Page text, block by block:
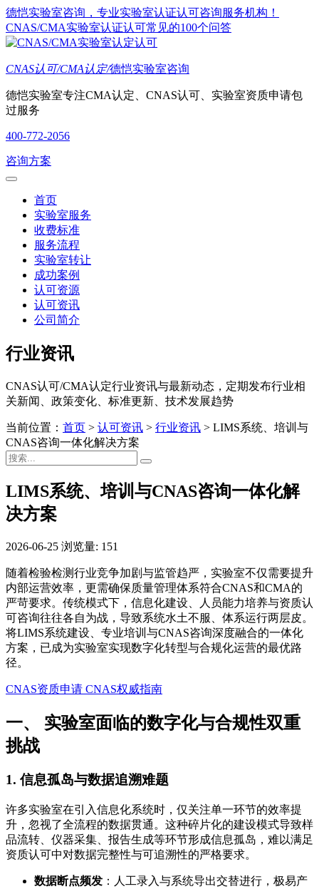
德恺实验室咨询，专业实验室认证认可咨询服务机构！
CNAS/CMA实验室认证认可常见的100个问答
CNAS认可/CMA认定/德恺实验室咨询
德恺实验室专注CMA认定、CNAS认可、实验室资质申请包
过服务
400-772-2056
咨询方案
首页
实验室服务
收费标准
服务流程
实验室转让
成功案例
认可资源
认可资讯
公司简介
行业资讯
CNAS认可/CMA认定行业资讯与最新动态，定期发布行业相
关新闻、政策变化、标准更新、技术发展趋势
当前位置： 首页 > 认可资讯 > 行业资讯 > LIMS系统、培训与
CNAS咨询一体化解决方案
LIMS系统、培训与CNAS咨询一体化解
决方案
2026-06-25 浏览量: 151
随着检验检测行业竞争加剧与监管趋严，实验室不仅需要提升
内部运营效率，更需确保质量管理体系符合CNAS和CMA的
严苛要求。传统模式下，信息化建设、人员能力培养与资质认
可咨询往往各自为战，导致系统水土不服、体系运行两层皮。
将LIMS系统建设、专业培训与CNAS咨询深度融合的一体化
方案，已成为实验室实现数字化转型与合规化运营的最优路
径。
CNAS资质申请 CNAS权威指南
一、 实验室面临的数字化与合规性双重
挑战
1. 信息孤岛与数据追溯难题
许多实验室在引入信息化系统时，仅关注单一环节的效率提
升，忽视了全流程的数据贯通。这种碎片化的建设模式导致样
品流转、仪器采集、报告生成等环节形成信息孤岛，难以满足
资质认可中对数据完整性与可追溯性的严格要求。
数据断点频发 ：人工录入与系统导出交替进行，极易产